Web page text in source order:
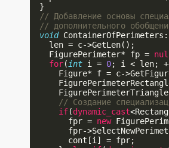
  }
// Добавление основы
// дополнительного
void
    len = c->GetLen();
    FigurePerimeter* fp =
for(int i = 0; i < len;
Figure* f = c-
// Создание
if(dynamic_cast
        fpr =
new
fpr-
        cont[i] = fpr;